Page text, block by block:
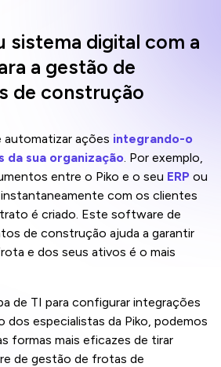
sistema digital com a
a gestão de
de construção
automatizar ações integrando-o
da sua organização. Por exemplo,
entre o Piko e o seu ERP ou
com os clientes
é criado. Este software de
de construção ajuda a garantir
e dos seus ativos é o mais
de TI para configurar integrações
dos especialistas da Piko, podemos
formas mais eficazes de tirar
de gestão de frotas de